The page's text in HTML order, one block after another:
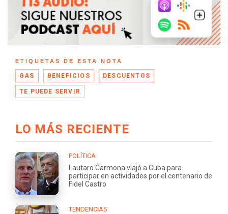
ETIQUETAS DE ESTA NOTA
GAS BENEFICIOS DESCUENTOS
TE PUEDE SERVIR
LO MÁS RECIENTE
POLÍTICA
Lautaro Carmona viajó a Cuba para
participar en actividades por el centenario de
Fidel Castro
TENDENCIAS